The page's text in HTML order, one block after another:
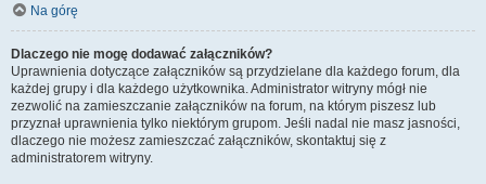
Na górę
Dlaczego nie mogę dodawać załączników?
Uprawnienia dotyczące załączników są przydzielane dla każdego forum, dla
każdej grupy i dla każdego użytkownika. Administrator witryny mógł nie
zezwolić na zamieszczanie załączników na forum, na którym piszesz lub
przyznał uprawnienia tylko niektórym grupom. Jeśli nadal nie masz jasności,
dlaczego nie możesz zamieszczać załączników, skontaktuj się z
administratorem witryny.